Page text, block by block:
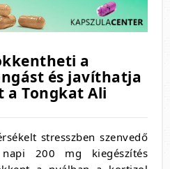
a
és javíthatja
a Tongkat Ali
stresszben szenvedő
200 mg kiegészítés